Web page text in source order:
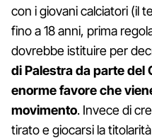
con i giovani calciatori (il
fino a 18 anni, prima
dovrebbe istituire per
di Palestra da parte del
enorme favore che
movimento. Invece di
tirato e giocarsi la